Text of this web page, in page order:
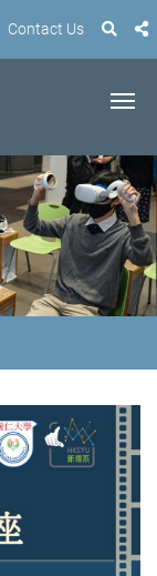
Contact Us